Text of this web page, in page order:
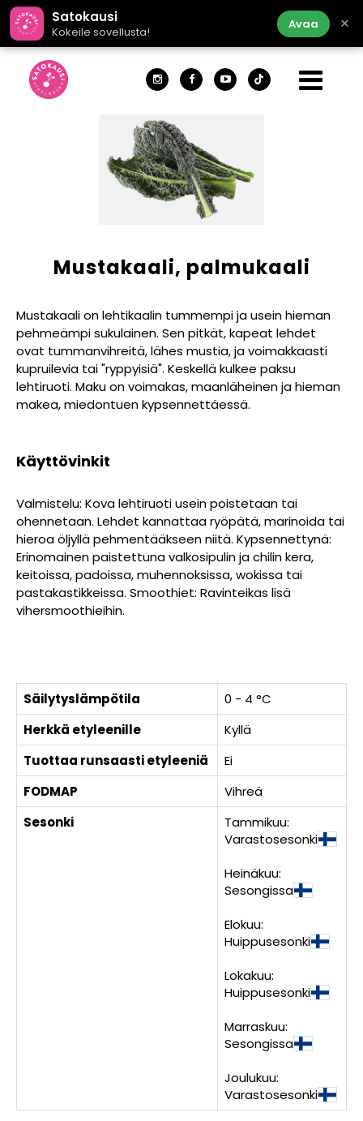
Satokausi
Kokeile sovellusta!
Avaa ×
Mustakaali, palmukaali
Mustakaali on lehtikaalin tummempi ja usein hieman
pehmeämpi sukulainen. Sen pitkät, kapeat lehdet
ovat tummanvihreitä, lähes mustia, ja voimakkaasti
kupruilevia tai "ryppyisiä". Keskellä kulkee paksu
lehtiruoti. Maku on voimakas, maanläheinen ja hieman
makea, miedontuen kypsennettäessä.
Käyttövinkit
Valmistelu: Kova lehtiruoti usein poistetaan tai
ohennetaan. Lehdet kannattaa ryöpätä, marinoida tai
hieroa öljyllä pehmentääkseen niitä. Kypsennettynä:
Erinomainen paistettuna valkosipulin ja chilin kera,
keitoissa, padoissa, muhennoksissa, wokissa tai
pastakastikkeissa. Smoothiet: Ravinteikas lisä
vihersmoothieihin.
Säilytyslämpötila
0 - 4 °C
Herkkä etyleenille
Kyllä
Tuottaa runsaasti etyleeniä
Ei
FODMAP
Vihreä
Sesonki
Tammikuu:
Varastosesonki
Heinäkuu:
Sesongissa
Elokuu:
Huippusesonki
Lokakuu:
Huippusesonki
Marraskuu:
Sesongissa
Joulukuu:
Varastosesonki